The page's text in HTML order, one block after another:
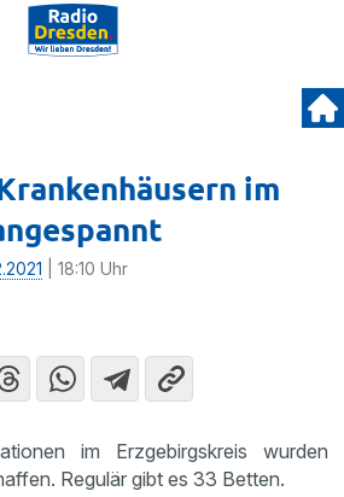
im
| 18:10 Uhr
im Erzgebirgskreis wurden
Regulär gibt es 33 Betten.